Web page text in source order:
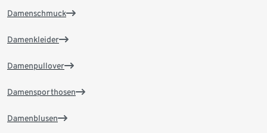
Damenschmuck
Damenkleider
Damenpullover
Damensporthosen
Damenblusen